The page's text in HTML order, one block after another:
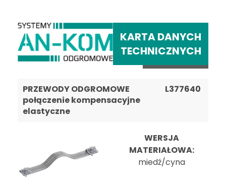
KARTA DANYCH
TECHNICZNYCH
PRZEWODY ODGROMOWE
połączenie kompensacyjne
elastyczne
L377640
WERSJA
MATERIAŁOWA:
miedź/cyna